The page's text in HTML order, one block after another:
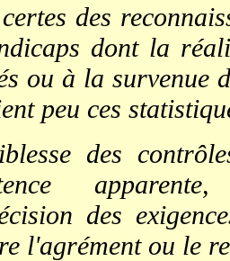
des
dont la
ou à la survenue
peu ces
des
des
l'agrément ou le